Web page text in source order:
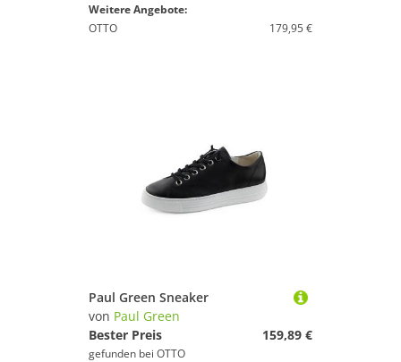
Weitere Angebote:
OTTO
179,95 €
Paul Green Sneaker
von Paul Green
Bester Preis
159,89 €
gefunden bei OTTO